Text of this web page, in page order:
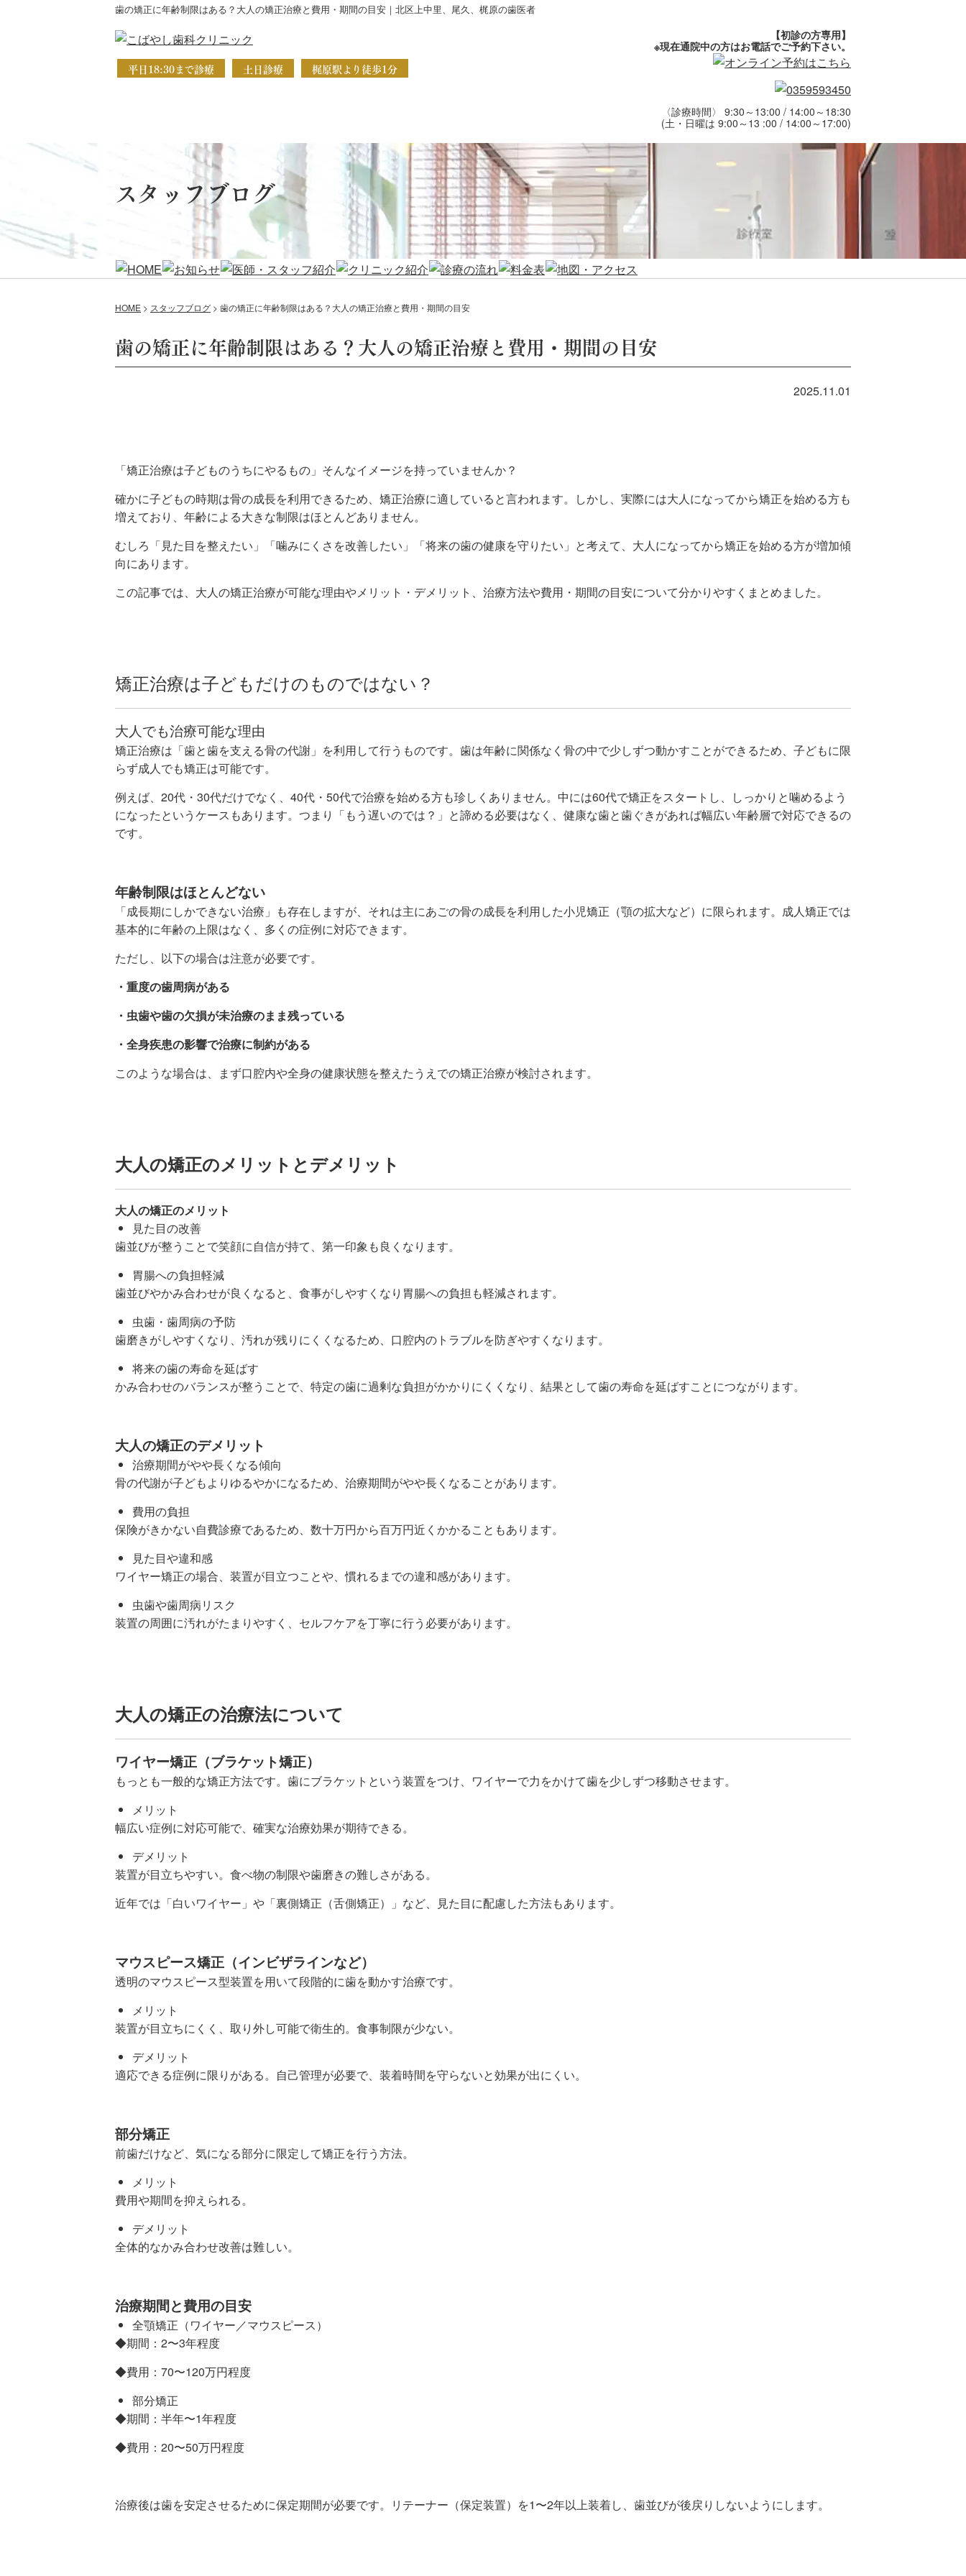
歯の矯正に年齢制限はある？大人の矯正治療と費用・期間の目安｜北区上中里、尾久、梶原の歯医者
平日18:30まで診療 土日診療 梶原駅より徒歩1分
【初診の方専用】
※現在通院中の方はお電話でご予約下さい。
〈診療時間〉 9:30～13:00 / 14:00～18:30
(土・日曜は 9:00～13 :00 / 14:00～17:00)
スタッフブログ
HOME > スタッフブログ > 歯の矯正に年齢制限はある？大人の矯正治療と費用・期間の目安
歯の矯正に年齢制限はある？大人の矯正治療と費用・期間の目安
2025.11.01
「矯正治療は子どものうちにやるもの」そんなイメージを持っていませんか？
確かに子どもの時期は骨の成長を利用できるため、矯正治療に適していると言われます。しかし、実際には大人になってから矯正を始める方も
増えており、年齢による大きな制限はほとんどありません。
むしろ「見た目を整えたい」「噛みにくさを改善したい」「将来の歯の健康を守りたい」と考えて、大人になってから矯正を始める方が増加傾
向にあります。
この記事では、大人の矯正治療が可能な理由やメリット・デメリット、治療方法や費用・期間の目安について分かりやすくまとめました。
矯正治療は子どもだけのものではない？
大人でも治療可能な理由
矯正治療は「歯と歯を支える骨の代謝」を利用して行うものです。歯は年齢に関係なく骨の中で少しずつ動かすことができるため、子どもに限
らず成人でも矯正は可能です。
例えば、20代・30代だけでなく、40代・50代で治療を始める方も珍しくありません。中には60代で矯正をスタートし、しっかりと噛めるよう
になったというケースもあります。つまり「もう遅いのでは？」と諦める必要はなく、健康な歯と歯ぐきがあれば幅広い年齢層で対応できるの
です。
年齢制限はほとんどない
「成長期にしかできない治療」も存在しますが、それは主にあごの骨の成長を利用した小児矯正（顎の拡大など）に限られます。成人矯正では
基本的に年齢の上限はなく、多くの症例に対応できます。
ただし、以下の場合は注意が必要です。
・重度の歯周病がある
・虫歯や歯の欠損が未治療のまま残っている
・全身疾患の影響で治療に制約がある
このような場合は、まず口腔内や全身の健康状態を整えたうえでの矯正治療が検討されます。
大人の矯正のメリットとデメリット
大人の矯正のメリット
見た目の改善
歯並びが整うことで笑顔に自信が持て、第一印象も良くなります。
胃腸への負担軽減
歯並びやかみ合わせが良くなると、食事がしやすくなり胃腸への負担も軽減されます。
虫歯・歯周病の予防
歯磨きがしやすくなり、汚れが残りにくくなるため、口腔内のトラブルを防ぎやすくなります。
将来の歯の寿命を延ばす
かみ合わせのバランスが整うことで、特定の歯に過剰な負担がかかりにくくなり、結果として歯の寿命を延ばすことにつながります。
大人の矯正のデメリット
治療期間がやや長くなる傾向
骨の代謝が子どもよりゆるやかになるため、治療期間がやや長くなることがあります。
費用の負担
保険がきかない自費診療であるため、数十万円から百万円近くかかることもあります。
見た目や違和感
ワイヤー矯正の場合、装置が目立つことや、慣れるまでの違和感があります。
虫歯や歯周病リスク
装置の周囲に汚れがたまりやすく、セルフケアを丁寧に行う必要があります。
大人の矯正の治療法について
ワイヤー矯正（ブラケット矯正）
もっとも一般的な矯正方法です。歯にブラケットという装置をつけ、ワイヤーで力をかけて歯を少しずつ移動させます。
メリット
幅広い症例に対応可能で、確実な治療効果が期待できる。
デメリット
装置が目立ちやすい。食べ物の制限や歯磨きの難しさがある。
近年では「白いワイヤー」や「裏側矯正（舌側矯正）」など、見た目に配慮した方法もあります。
マウスピース矯正（インビザラインなど）
透明のマウスピース型装置を用いて段階的に歯を動かす治療です。
メリット
装置が目立ちにくく、取り外し可能で衛生的。食事制限が少ない。
デメリット
適応できる症例に限りがある。自己管理が必要で、装着時間を守らないと効果が出にくい。
部分矯正
前歯だけなど、気になる部分に限定して矯正を行う方法。
メリット
費用や期間を抑えられる。
デメリット
全体的なかみ合わせ改善は難しい。
治療期間と費用の目安
全顎矯正（ワイヤー／マウスピース）
◆期間：2〜3年程度
◆費用：70〜120万円程度
部分矯正
◆期間：半年〜1年程度
◆費用：20〜50万円程度
治療後は歯を安定させるために保定期間が必要です。リテーナー（保定装置）を1〜2年以上装着し、歯並びが後戻りしないようにします。